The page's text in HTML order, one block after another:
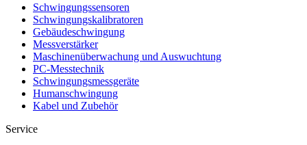
Schwingungs­sensoren
Schwingungs­kalibratoren
Gebäude­schwingung
Messverstärker
Maschinen­überwachung und Auswuchtung
PC-Messtechnik
Schwingungs­messgeräte
Human­schwingung
Kabel und Zubehör
Service